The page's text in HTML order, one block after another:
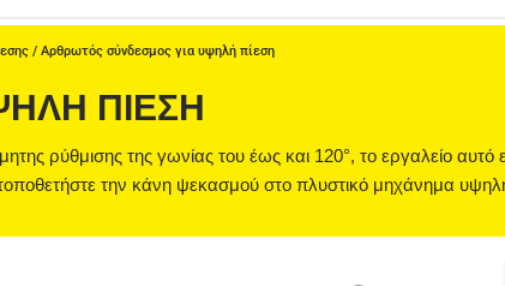
/ Αρθρωτός σύνδεσμος για υψηλή πίεση
ΠΊΕΣΗ
ρύθμισης της γωνίας του έως και 120°, το εργαλείο αυτό
την κάνη ψεκασμού στο πλυστικό μηχάνημα